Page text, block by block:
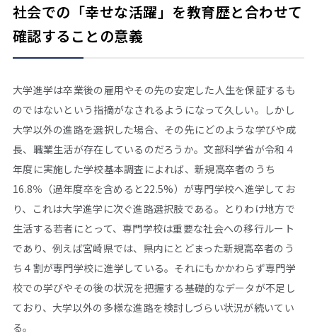
社会での「幸せな活躍」を教育歴と合わせて
確認することの意義
大学進学は卒業後の雇用やその先の安定した人生を保証するも
のではないという指摘がなされるようになって久しい。しかし
大学以外の進路を選択した場合、その先にどのような学びや成
長、職業生活が存在しているのだろうか。文部科学省が令和４
年度に実施した学校基本調査によれば、新規高卒者のうち
16.8％（過年度卒を含めると22.5%）が専門学校へ進学してお
り、これは大学進学に次ぐ進路選択肢である。とりわけ地方で
生活する若者にとって、専門学校は重要な社会への移行ルート
であり、例えば宮崎県では、県内にとどまった新規高卒者のう
ち４割が専門学校に進学している。それにもかかわらず専門学
校での学びやその後の状況を把握する基礎的なデータが不足し
ており、大学以外の多様な進路を検討しづらい状況が続いてい
る。